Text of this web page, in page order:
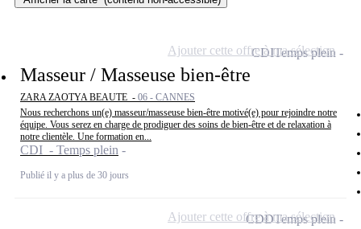
Masseur / Masseuse bien-être
ZARA ZAOTYA BEAUTE - 06 - CANNES
Nous recherchons un(e) masseur/masseuse bien-être motivé(e) pour rejoindre notre
équipe. Vous serez en charge de prodiguer des soins de bien-être et de relaxation à
notre clientèle. Une formation en...
CDI - Temps plein
Publié il y a plus de 30 jours
CDITemps plein
Ajouter cette offre à ma sélection
CDDTemps plein
Ajouter cette offre à ma sélection